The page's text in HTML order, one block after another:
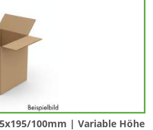
100mm | Variable Höhe